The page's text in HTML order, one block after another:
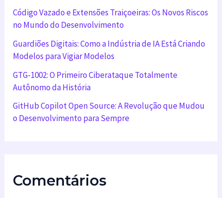
Código Vazado e Extensões Traiçoeiras: Os Novos Riscos
no Mundo do Desenvolvimento
Guardiões Digitais: Como a Indústria de IA Está Criando
Modelos para Vigiar Modelos
GTG-1002: O Primeiro Ciberataque Totalmente
Autônomo da História
GitHub Copilot Open Source: A Revolução que Mudou
o Desenvolvimento para Sempre
Comentários